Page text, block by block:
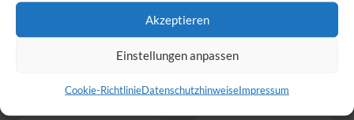
Akzeptieren
Einstellungen anpassen
Cookie-RichtlinieDatenschutzhinweiseImpressum